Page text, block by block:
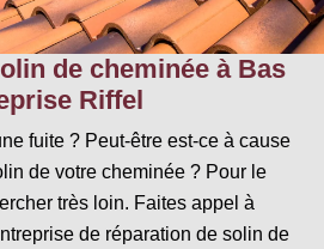
de cheminée à Bas
Riffel
fuite ? Peut-être est-ce à cause
de votre cheminée ? Pour le
très loin. Faites appel à
de réparation de solin de